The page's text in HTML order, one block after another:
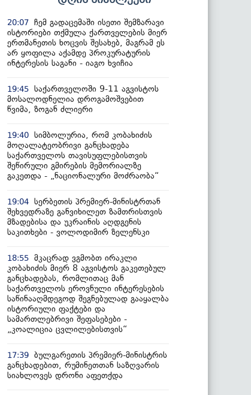
20:07 ჩემ გადაცემაში ისეთი შემზარავი
ისტორიები თქმულა ქართველების მიერ
ერთმანეთის ხოცვის შესახებ, მაგრამ ეს
არ ყოფილა აქამდე პროკურატურის
ინტერესის საგანი - იაგო ხვიჩია
19:45 საქართველოში 9-11 აგვისტოს
მოსალოდნელია დროგამოშვებით
წვიმა, ზოგან ძლიერი
19:40 სიმბოლურია, რომ კობახიძის
მოღალატეობრივი განცხადება
საქართველოს თავისუფლებისთვის
შეწირული გმირების მემორიალზე
გაკეთდა - „ნაციონალური მოძრაობა“
19:04 სერბეთის პრემიერ-მინისტრთან
შეხვედრაზე განვიხილეთ ზამთრისთვის
მზადებისა და უკრაინის აღდგენის
საკითხები - ვოლოდიმირ ზელენსკი
18:55 მკაცრად ვგმობთ ირაკლი
კობახიძის მიერ 8 აგვისტოს გაკეთებულ
განცხადებას, რომლითაც მან
საქართველოს ეროვნული ინტერესების
საწინააღმდეგოდ შეგნებულად გააყალბა
ისტორიული ფაქტები და
სამართლებრივი შეფასებები -
„კოალიცია ცვლილებისთვის“
17:39 ბულგარეთის პრემიერ-მინისტრის
განცხადებით, რუმინეთთან საზღვარის
სიახლოვეს დრონი აფეთქდა